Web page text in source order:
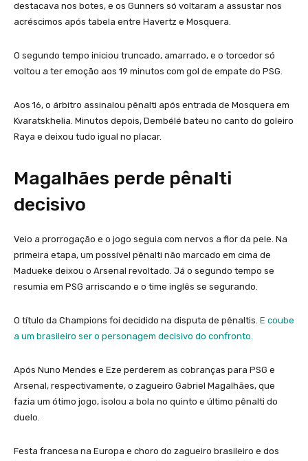
destacava nos botes, e os Gunners só voltaram a assustar nos
acréscimos após tabela entre Havertz e Mosquera.
O segundo tempo iniciou truncado, amarrado, e o torcedor só
voltou a ter emoção aos 19 minutos com gol de empate do PSG.
Aos 16, o árbitro assinalou pênalti após entrada de Mosquera em
Kvaratskhelia. Minutos depois, Dembélé bateu no canto do goleiro
Raya e deixou tudo igual no placar.
Magalhães perde pênalti
decisivo
Veio a prorrogação e o jogo seguia com nervos a flor da pele. Na
primeira etapa, um possível pênalti não marcado em cima de
Madueke deixou o Arsenal revoltado. Já o segundo tempo se
resumia em PSG arriscando e o time inglês se segurando.
O título da Champions foi decidido na disputa de pênaltis. E coube
a um brasileiro ser o personagem decisivo do confronto.
Após Nuno Mendes e Eze perderem as cobranças para PSG e
Arsenal, respectivamente, o zagueiro Gabriel Magalhães, que
fazia um ótimo jogo, isolou a bola no quinto e último pênalti do
duelo.
Festa francesa na Europa e choro do zagueiro brasileiro e dos